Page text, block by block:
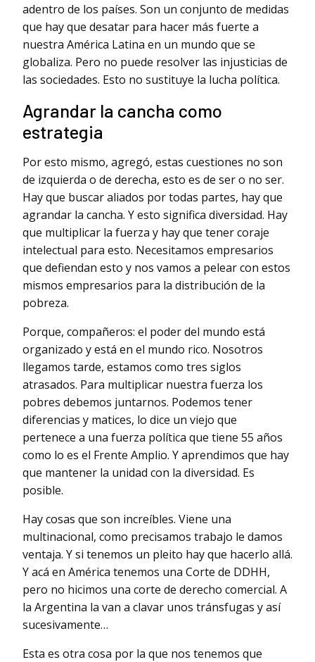
adentro de los países. Son un conjunto de medidas
que hay que desatar para hacer más fuerte a
nuestra América Latina en un mundo que se
globaliza. Pero no puede resolver las injusticias de
las sociedades. Esto no sustituye la lucha política.
Agrandar la cancha como
estrategia
Por esto mismo, agregó, estas cuestiones no son
de izquierda o de derecha, esto es de ser o no ser.
Hay que buscar aliados por todas partes, hay que
agrandar la cancha. Y esto significa diversidad. Hay
que multiplicar la fuerza y hay que tener coraje
intelectual para esto. Necesitamos empresarios
que defiendan esto y nos vamos a pelear con estos
mismos empresarios para la distribución de la
pobreza.
Porque, compañeros: el poder del mundo está
organizado y está en el mundo rico. Nosotros
llegamos tarde, estamos como tres siglos
atrasados. Para multiplicar nuestra fuerza los
pobres debemos juntarnos. Podemos tener
diferencias y matices, lo dice un viejo que
pertenece a una fuerza política que tiene 55 años
como lo es el Frente Amplio. Y aprendimos que hay
que mantener la unidad con la diversidad. Es
posible.
Hay cosas que son increíbles. Viene una
multinacional, como precisamos trabajo le damos
ventaja. Y si tenemos un pleito hay que hacerlo allá.
Y acá en América tenemos una Corte de DDHH,
pero no hicimos una corte de derecho comercial. A
la Argentina la van a clavar unos tránsfugas y así
sucesivamente…
Esta es otra cosa por la que nos tenemos que